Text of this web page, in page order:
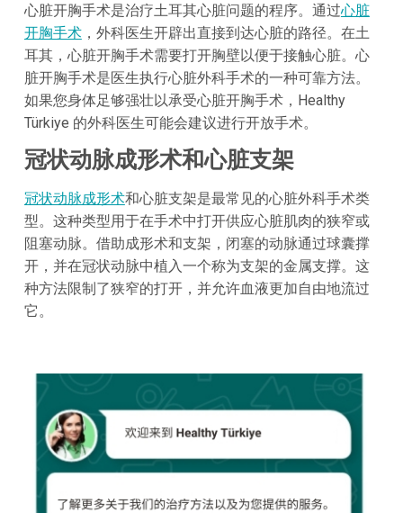
心脏开胸手术是治疗土耳其心脏问题的程序。通过心脏
开胸手术，外科医生开辟出直接到达心脏的路径。在土
耳其，心脏开胸手术需要打开胸壁以便于接触心脏。心
脏开胸手术是医生执行心脏外科手术的一种可靠方法。
如果您身体足够强壮以承受心脏开胸手术，Healthy
Türkiye 的外科医生可能会建议进行开放手术。
冠状动脉成形术和心脏支架
冠状动脉成形术和心脏支架是最常见的心脏外科手术类
型。这种类型用于在手术中打开供应心脏肌肉的狭窄或
阻塞动脉。借助成形术和支架，闭塞的动脉通过球囊撑
开，并在冠状动脉中植入一个称为支架的金属支撑。这
种方法限制了狭窄的打开，并允许血液更加自由地流过
它。